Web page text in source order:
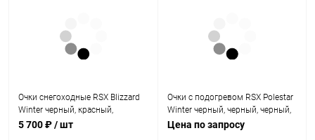
Очки снегоходные RSX Blizzard
Winter черный, красный,
красный двойное желтое
5 700 ₽/ шт
Очки с подогревом RSX Polestar
Winter черный, черный, черный,
двойная прозрачная линза
Цена по запросу